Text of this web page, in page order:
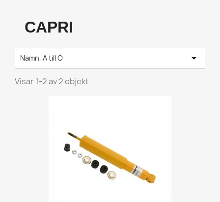
CAPRI
Namn, A till Ö 
Visar 1-2 av 2 objekt